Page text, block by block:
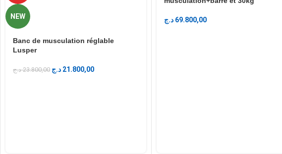
NEW
Banc de musculation réglable
Lusper
23.800,00 د.ج 21.800,00 د.ج
69.800,00 د.ج